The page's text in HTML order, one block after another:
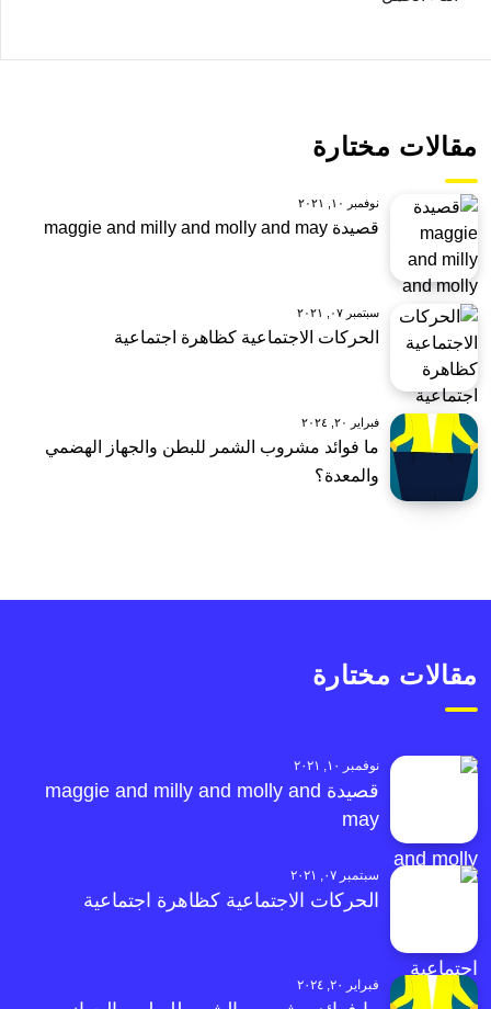
مقالات مختارة
نوفمبر ١٠, ٢٠٢١
قصيدة maggie and milly and molly and may
سبتمبر ٠٧, ٢٠٢١
الحركات الاجتماعية كظاهرة اجتماعية
فبراير ٢٠, ٢٠٢٤
ما فوائد مشروب الشمر للبطن والجهاز الهضمي
والمعدة؟
مقالات مختارة
نوفمبر ١٠, ٢٠٢١
قصيدة maggie and milly and molly and
may
سبتمبر ٠٧, ٢٠٢١
الحركات الاجتماعية كظاهرة اجتماعية
فبراير ٢٠, ٢٠٢٤